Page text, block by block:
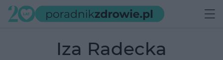
Iza Radecka